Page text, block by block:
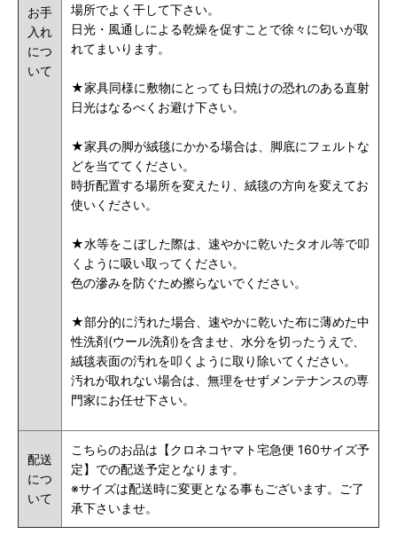
お手
入れ
につ
いて
場所でよく干して下さい。
日光・風通しによる乾燥を促すことで徐々に匂いが取
れてまいります。
★家具同様に敷物にとっても日焼けの恐れのある直射
日光はなるべくお避け下さい。
★家具の脚が絨毯にかかる場合は、脚底にフェルトな
どを当ててください。
時折配置する場所を変えたり、絨毯の方向を変えてお
使いください。
★水等をこぼした際は、速やかに乾いたタオル等で叩
くように吸い取ってください。
色の滲みを防ぐため擦らないでください。
★部分的に汚れた場合、速やかに乾いた布に薄めた中
性洗剤(ウール洗剤)を含ませ、水分を切ったうえで、
絨毯表面の汚れを叩くように取り除いてください。
汚れが取れない場合は、無理をせずメンテナンスの専
門家にお任せ下さい。
配送
につ
いて
こちらのお品は【クロネコヤマト宅急便 160サイズ予
定】での配送予定となります。
※サイズは配送時に変更となる事もございます。ご了
承下さいませ。